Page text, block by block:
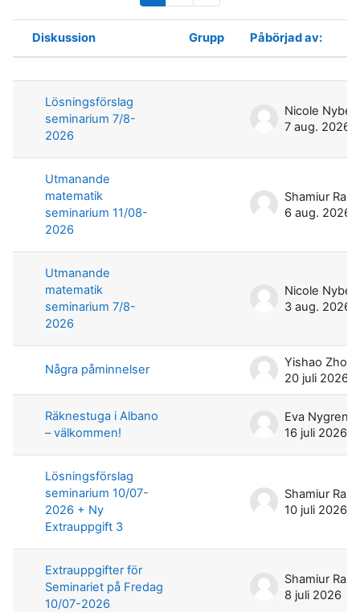
Status
Diskussion Grupp Påbörjad av:
Lösningsförslag
seminarium 7/8-
2026
Nicole
7 aug. 2026
Utmanande
matematik
seminarium 11/08-
2026
6 aug. 2026
Utmanande
matematik
seminarium 7/8-
2026
Nicole
3 aug. 2026
Några påminnelser
Yishao Zhou
20 juli 2026
Räknestuga i Albano
– välkommen!
Eva Nygren
16 juli 2026
Lösningsförslag
seminarium 10/07-
2026 + Ny
Extrauppgift 3
10 juli 2026
Extrauppgifter för
Seminariet på Fredag
10/07-2026
8 juli 2026